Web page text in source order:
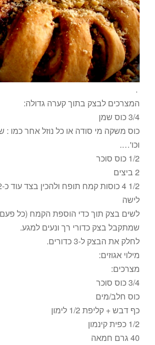
.
המצרכים לבצק בתוך קערה גדולה:
3/4 כוס שמן
כוס משקה מי סודה או כל נוזל אחר כמו :
וכו'….
1/2 כוס סוכר
2 ביצים
לישה
לשים בצק תוך כדי הוספת הקמח (כל
שמתקבל בצק כדורי רך ונעים למגע.
לחלק את הבצק ל-3 כדורים.
מילוי אגוזים:
מצרכים:
3/4 כוס סוכר
כוס חלב/מים
כף דבש + קליפת 1/2 לימון
1/2 כפית קינמון
40 גרם חמאה